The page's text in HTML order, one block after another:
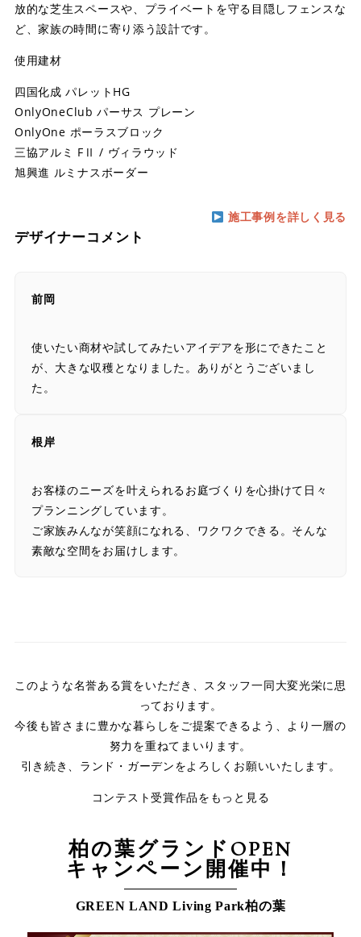
放的な芝生スペースや、プライベートを守る目隠しフェンスな
ど、家族の時間に寄り添う設計です。
使用建材
四国化成 パレットHG
OnlyOneClub パーサス プレーン
OnlyOne ポーラスブロック
三協アルミ FⅡ / ヴィラウッド
旭興進 ルミナスボーダー
施工事例を詳しく見る
デザイナーコメント
前岡
使いたい商材や試してみたいアイデアを形にできたこと
が、大きな収穫となりました。ありがとうございまし
た。
根岸
お客様のニーズを叶えられるお庭づくりを心掛けて日々
プランニングしています。
ご家族みんなが笑顔になれる、ワクワクできる。そんな
素敵な空間をお届けします。
このような名誉ある賞をいただき、スタッフ一同大変光栄に思
っております。
今後も皆さまに豊かな暮らしをご提案できるよう、より一層の
努力を重ねてまいります。
引き続き、ランド・ガーデンをよろしくお願いいたします。
コンテスト受賞作品をもっと見る
柏の葉グランドOPEN
キャンペーン開催中！
GREEN LAND Living Park柏の葉